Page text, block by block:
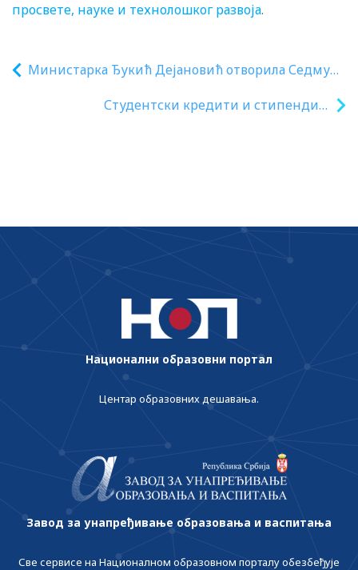
просвете, науке и технолошког развоја.
Министарка Ђукић Дејановић отворила Седму
васпитних установаСтудентски кредити и стипендије
Национални образовни портал
Центар образовних дешавања.
Завод за унапређивање образовања и васпитања
Све сервисе на Националном образовном порталу обезбеђује